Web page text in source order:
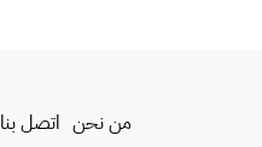
من نحن اتصل بنا